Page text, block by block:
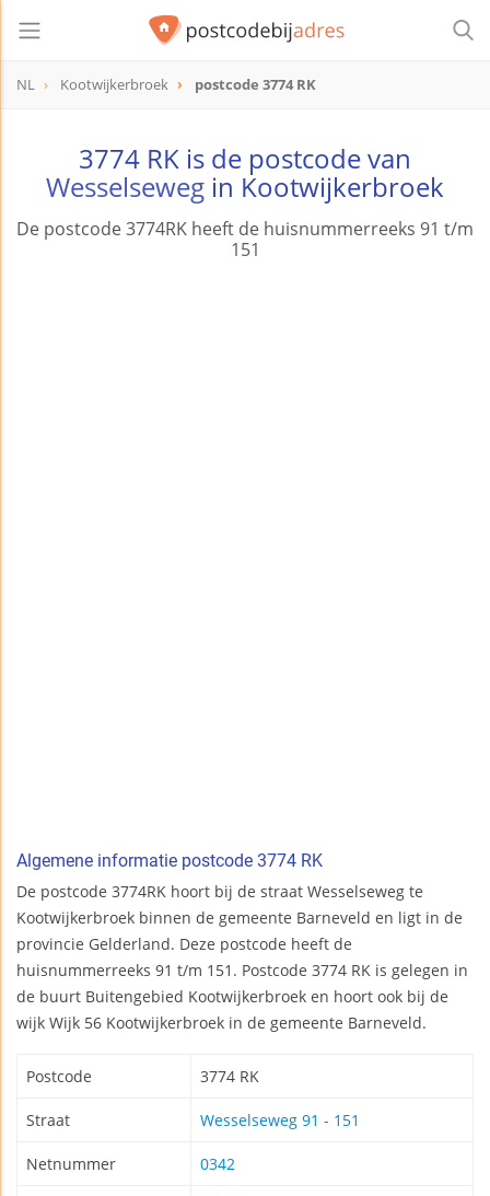
NL Kootwijkerbroek postcode 3774 RK
3774 RK is de postcode van
Wesselseweg in Kootwijkerbroek
De postcode 3774RK heeft de huisnummerreeks 91 t/m
151
Algemene informatie postcode 3774 RK
De postcode 3774RK hoort bij de straat Wesselseweg te
Kootwijkerbroek binnen de gemeente Barneveld en ligt in de
provincie Gelderland. Deze postcode heeft de
huisnummerreeks 91 t/m 151. Postcode 3774 RK is gelegen in
de buurt Buitengebied Kootwijkerbroek en hoort ook bij de
wijk Wijk 56 Kootwijkerbroek in de gemeente Barneveld.
Postcode 3774 RK
Straat Wesselseweg 91 - 151
Netnummer 0342